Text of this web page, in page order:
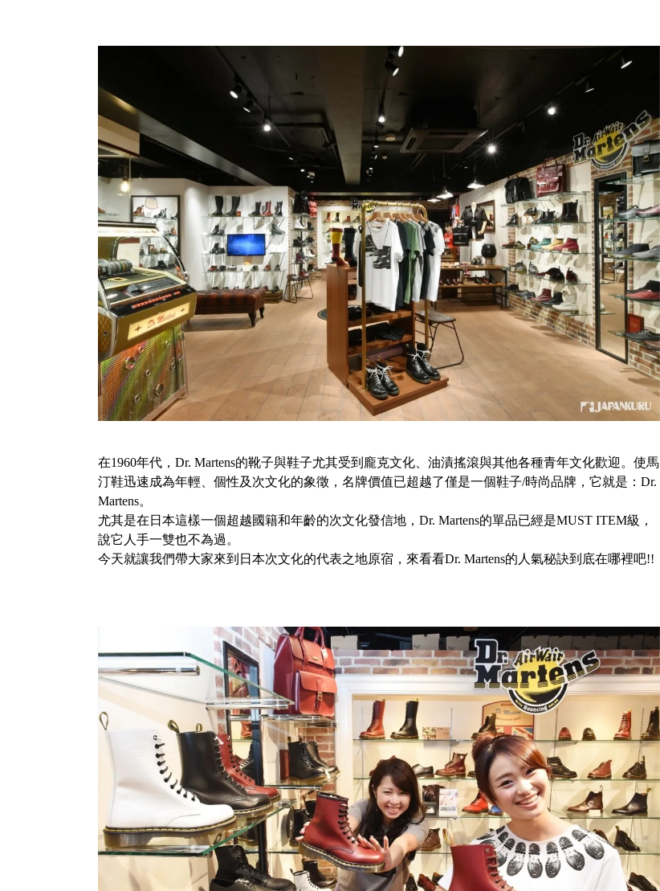
在1960年代，Dr. Martens的靴子與鞋子尤其受到龐克文化、油漬搖滾與其他各種青年文化歡迎。使馬
汀鞋迅速成為年輕、個性及次文化的象徵，名牌價值已超越了僅是一個鞋子/時尚品牌，它就是：Dr.
Martens。
尤其是在日本這樣一個超越國籍和年齡的次文化發信地，Dr. Martens的單品已經是MUST ITEM級，
說它人手一雙也不為過。
今天就讓我們帶大家來到日本次文化的代表之地原宿，來看看Dr. Martens的人氣秘訣到底在哪裡吧!!